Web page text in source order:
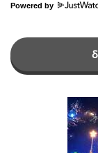
Powered by